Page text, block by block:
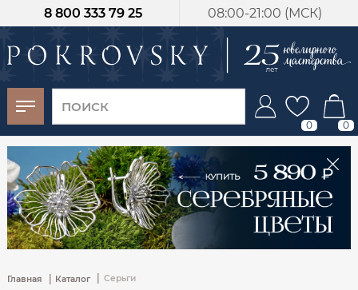
08:00-21:00 (МСК)
8 800 333 79 25
0 0
Главная | Каталог Серьги
-30%
от 15 дней с
момента оплаты